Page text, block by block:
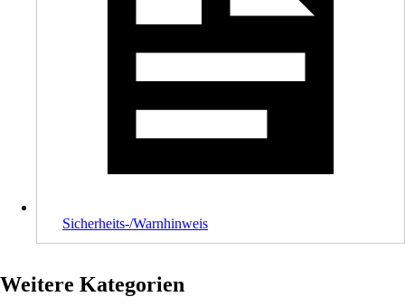
Sicherheits-/Warnhinweis
Weitere Kategorien